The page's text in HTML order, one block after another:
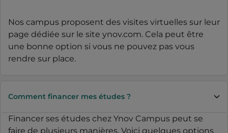
Nos campus proposent des visites virtuelles sur leur
page dédiée sur le site ynov.com. Cela peut être
une bonne option si vous ne pouvez pas vous
rendre sur place.
Comment financer mes études ?
Financer ses études chez Ynov Campus peut se
faire de plusieurs manières. Voici quelques options